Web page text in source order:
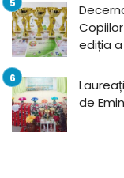
ediția
de